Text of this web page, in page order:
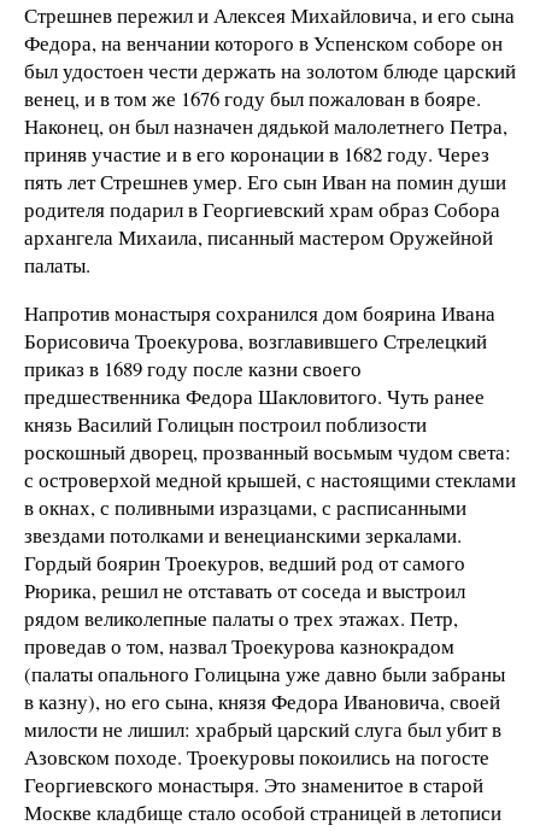
Стрешнев пережил и Алексея Михайловича, и его сына
Федора, на венчании которого в Успенском соборе он
был удостоен чести держать на золотом блюде царский
венец, и в том же 1676 году был пожалован в бояре.
Наконец, он был назначен дядькой малолетнего Петра,
приняв участие и в его коронации в 1682 году. Через
пять лет Стрешнев умер. Его сын Иван на помин души
родителя подарил в Георгиевский храм образ Собора
архангела Михаила, писанный мастером Оружейной
палаты.
Напротив монастыря сохранился дом боярина Ивана
Борисовича Троекурова, возглавившего Стрелецкий
приказ в 1689 году после казни своего
предшественника Федора Шакловитого. Чуть ранее
князь Василий Голицын построил поблизости
роскошный дворец, прозванный восьмым чудом света:
с островерхой медной крышей, с настоящими стеклами
в окнах, с поливными изразцами, с расписанными
звездами потолками и венецианскими зеркалами.
Гордый боярин Троекуров, ведший род от самого
Рюрика, решил не отставать от соседа и выстроил
рядом великолепные палаты о трех этажах. Петр,
проведав о том, назвал Троекурова казнокрадом
(палаты опального Голицына уже давно были забраны
в казну), но его сына, князя Федора Ивановича, своей
милости не лишил: храбрый царский слуга был убит в
Азовском походе. Троекуровы покоились на погосте
Георгиевского монастыря. Это знаменитое в старой
Москве кладбище стало особой страницей в летописи